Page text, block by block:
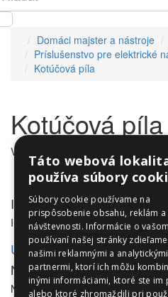
Domáci majster a nástroje
Príslušenstvo pre elektrické
Kotúčová píla
Kotúčová píla
V tejto kategórii nie sú žiadne
Informácie
Informácie
Utleurope.com
NewsLetter
NewsLetter
Táto webová
používa súbory
Súbory cookie používame na
prispôsobenie obsahu, reklám a
návštevnosti. Informácie o vašom
používaní našej stránky
našimi reklamnými a analytickými
partnermi, ktorí ich môžu
inými informáciami, ktoré ste im
alebo ktoré zhromaždili pri